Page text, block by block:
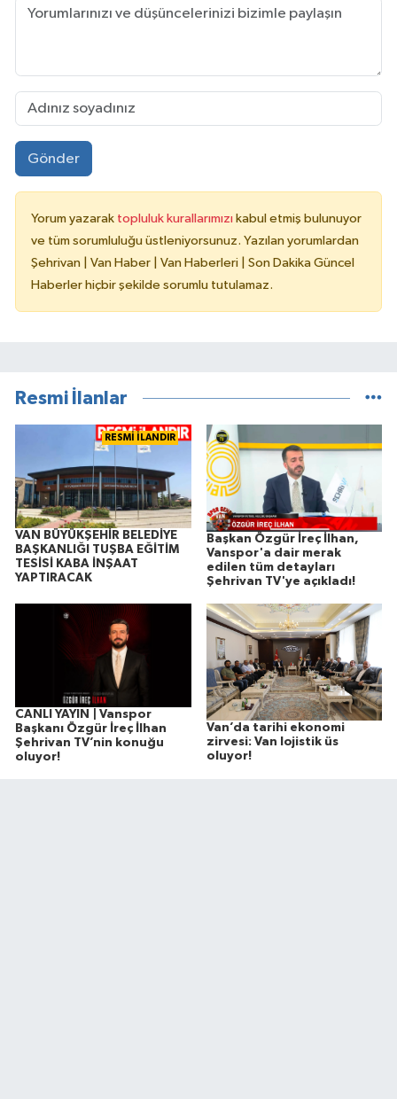
Gönder
Yorum yazarak topluluk kurallarımızı kabul etmiş bulunuyor
ve tüm sorumluluğu üstleniyorsunuz. Yazılan yorumlardan
Şehrivan | Van Haber | Van Haberleri | Son Dakika Güncel
Haberler hiçbir şekilde sorumlu tutulamaz.
Resmi İlanlar
RESMİ İLANDIR
VAN BÜYÜKŞEHİR BELEDİYE
BAŞKANLIĞI TUŞBA EĞİTİM
TESİSİ KABA İNŞAAT
YAPTIRACAK
Başkan Özgür İreç İlhan,
Vanspor'a dair merak
edilen tüm detayları
Şehrivan TV'ye açıkladı!
CANLI YAYIN | Vanspor
Başkanı Özgür İreç İlhan
Şehrivan TV’nin konuğu
oluyor!
Van’da tarihi ekonomi
zirvesi: Van lojistik üs
oluyor!